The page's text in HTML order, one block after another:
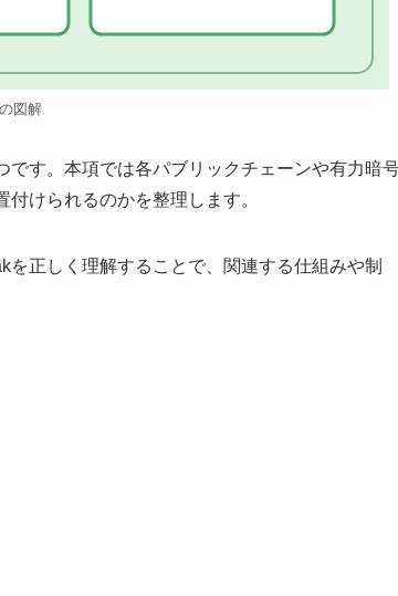
図解
す。本項では各パブリックチェーンや有力暗
けられるのかを整理します。
正しく理解することで、関連する仕組みや制